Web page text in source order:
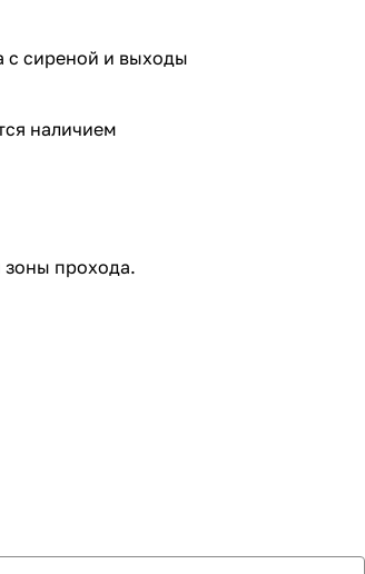
с сиреной и выходы
наличием
зоны прохода.